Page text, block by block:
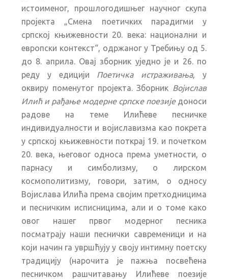
истоименог, прошлогодишњег научног скупа
пројекта „Смена поетичких парадигми у
српској књижевности 20. века: национални и
европски контекст“, одржаног у Требињу од 5.
до 8. априла. Овај зборник уједно је и 26. по
реду у едицији Поетичка истраживања, у
оквиру поменутог пројекта. Зборник Војислав
Илић и рађање модерне српске поезиједоноси
радове на теме Илићеве песничке
индивидуалности и војиславизма као покрета
у српској књижевности поткрај 19. и почетком
20. века, његовог односа према уметности, о
парнасу и симболизму, о лирском
космополитизму, говори, затим, о односу
Војислава Илића према својим претходницима
и песничким исписницима, али и о томе како
овог нашег првог модерног песника
посматрају наши песнички савременици и на
који начин га увршћују у своју интимну поетску
традицију (нарочита је пажња посвећена
песничком рашчитавању Илићеве поезије